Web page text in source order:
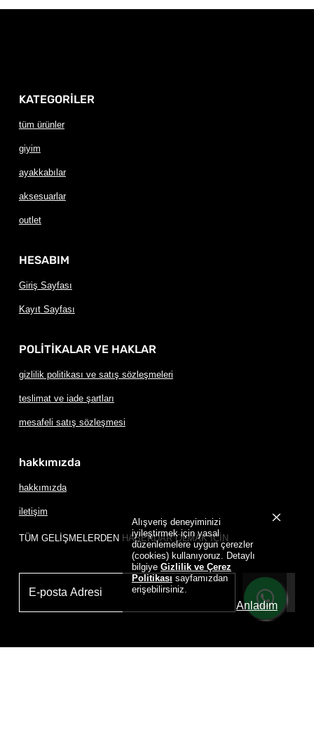
Alışveriş deneyiminizi
iyileştirmek için yasal
düzenlemelere uygun çerezler
(cookies) kullanıyoruz. Detaylı
bilgiye Gizlilik ve Çerez
Politikası sayfamızdan
erişebilirsiniz.
Anladım
KATEGORİLER
tüm ürünler
giyim
ayakkabılar
aksesuarlar
outlet
HESABIM
Giriş Sayfası
Kayıt Sayfası
POLİTİKALAR VE HAKLAR
gizlilik politikası ve satış sözleşmeleri
teslimat ve iade şartları
mesafeli satış sözleşmesi
hakkımızda
hakkımızda
iletişim
TÜM GELİŞMELERDEN HABERDAR OLMAK İÇİN
Üye Ol